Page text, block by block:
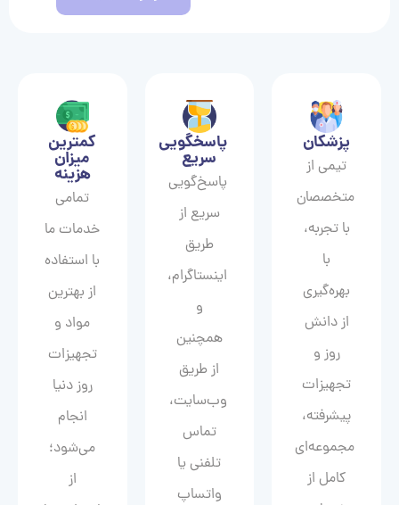
پزشکان
تیمی از
متخصصان
با تجربه،
با
بهره‌گیری
از دانش
روز و
تجهیزات
پیشرفته،
مجموعه‌ای
کامل از
پاسخگویی
سریع
پاسخ‌گویی
سریع از
طریق
اینستاگرام،
و
همچنین
از طریق
وب‌سایت،
تماس
تلفنی یا
واتساپ
کمترین
میزان
هزینه
تمامی
خدمات ما
با استفاده
از بهترین
مواد و
تجهیزات
روز دنیا
انجام
می‌شود؛
از